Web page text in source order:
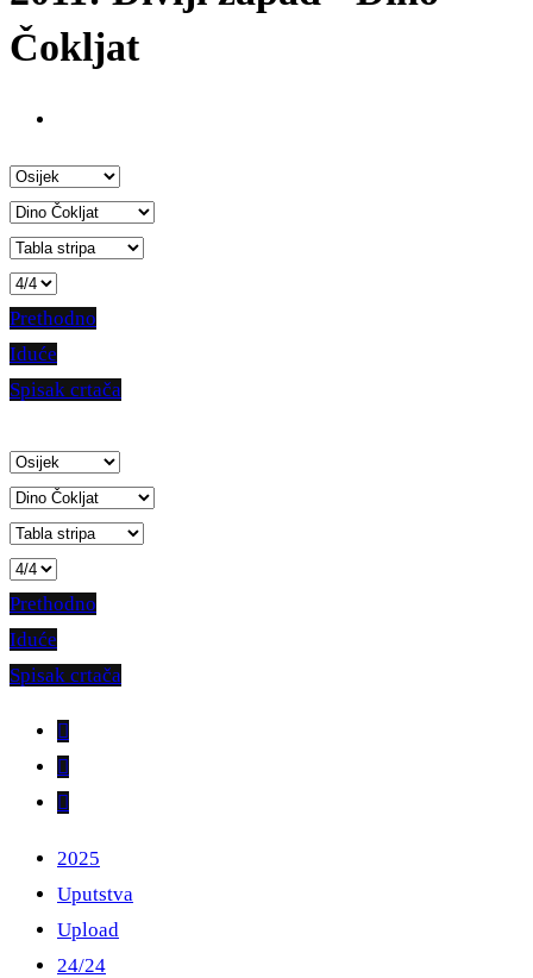
Čokljat
Prethodno
Iduće
Spisak crtača
Prethodno
Iduće
Spisak crtača
2025
Uputstva
Upload
24/24